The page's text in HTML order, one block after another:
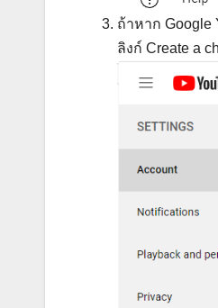
ถ้าหาก Google
ลิงก์ Create a